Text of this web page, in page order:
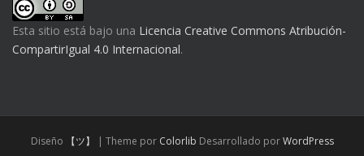
Esta sitio está bajo una Licencia Creative Commons Atribución-
CompartirIgual 4.0 Internacional.
Diseño 【ツ】 | Theme por Colorlib Desarrollado porWordPress